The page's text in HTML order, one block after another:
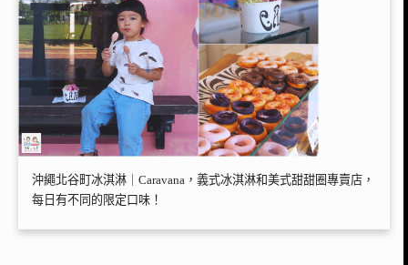
沖繩北谷町冰淇淋｜Caravana，義式冰淇淋和美式甜甜圈專賣店，
每日有不同的限定口味！